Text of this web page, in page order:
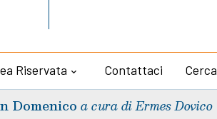
Riservata Contattaci Cerca
Domenico a cura di Ermes Dovico